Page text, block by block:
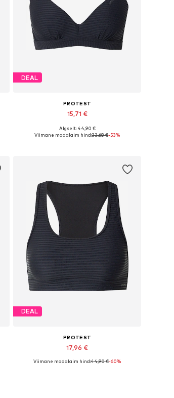
DEAL
PROTEST
15,71 €
Saadaolevad suurused: 100 C
Algselt: 44,90 €
Viimane madalaim hind:33,68 €-53%
DEAL
PROTEST
17,96 €
Saadaolevad suurused: 70 B
Viimane madalaim hind:44,90 €-60%